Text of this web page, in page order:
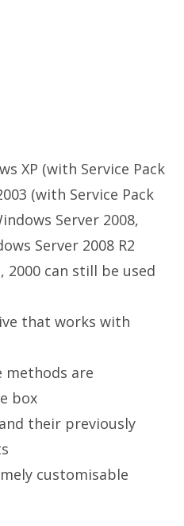
XP (with Service Pack
(with Service Pack
Server 2008,
Server 2008 R2
2000 can still be used
that works with
methods are
box
their previously
customisable